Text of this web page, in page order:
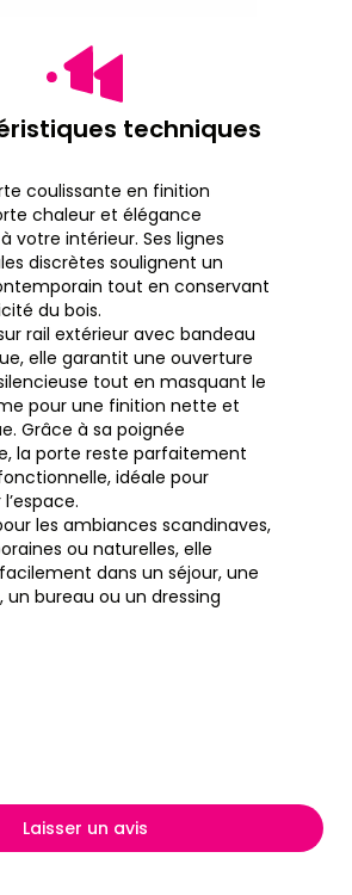
techniques
coulissante en finition
chaleur et élégance
votre intérieur. Ses lignes
discrètes soulignent un
tout en conservant
du bois.
rail extérieur avecbandeau
, elle garantit une ouverture
tout en masquant le
pour une finition nette et
Grâce à sapoignée
, la porte reste parfaitement
idéale pour
les ambiances scandinaves,
ou naturelles, elle
dans un séjour, une
un bureau ou un dressing
Laisser un avis